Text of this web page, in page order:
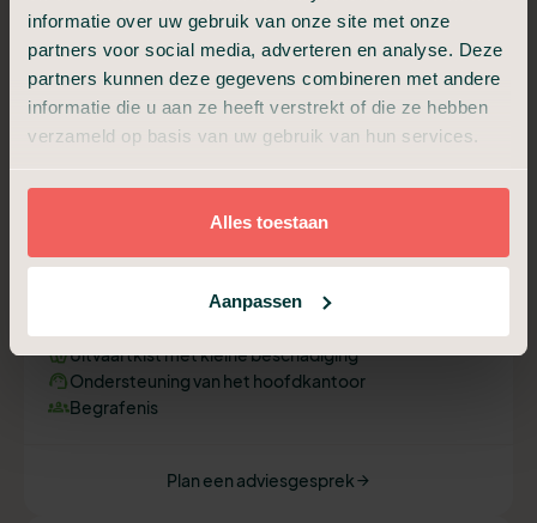
informatie over uw gebruik van onze site met onze
partners voor social media, adverteren en analyse. Deze
partners kunnen deze gegevens combineren met andere
informatie die u aan ze heeft verstrekt of die ze hebben
verzameld op basis van uw gebruik van hun services.
Alles toestaan
Aanpassen
Begrafenis in Stilte
Niet meer dan nodig, niet minder dan waardig.
Overbrengen en bewaring
Uitvaartkist met kleine beschadiging
Ondersteuning van het hoofdkantoor
Begrafenis
Plan een adviesgesprek